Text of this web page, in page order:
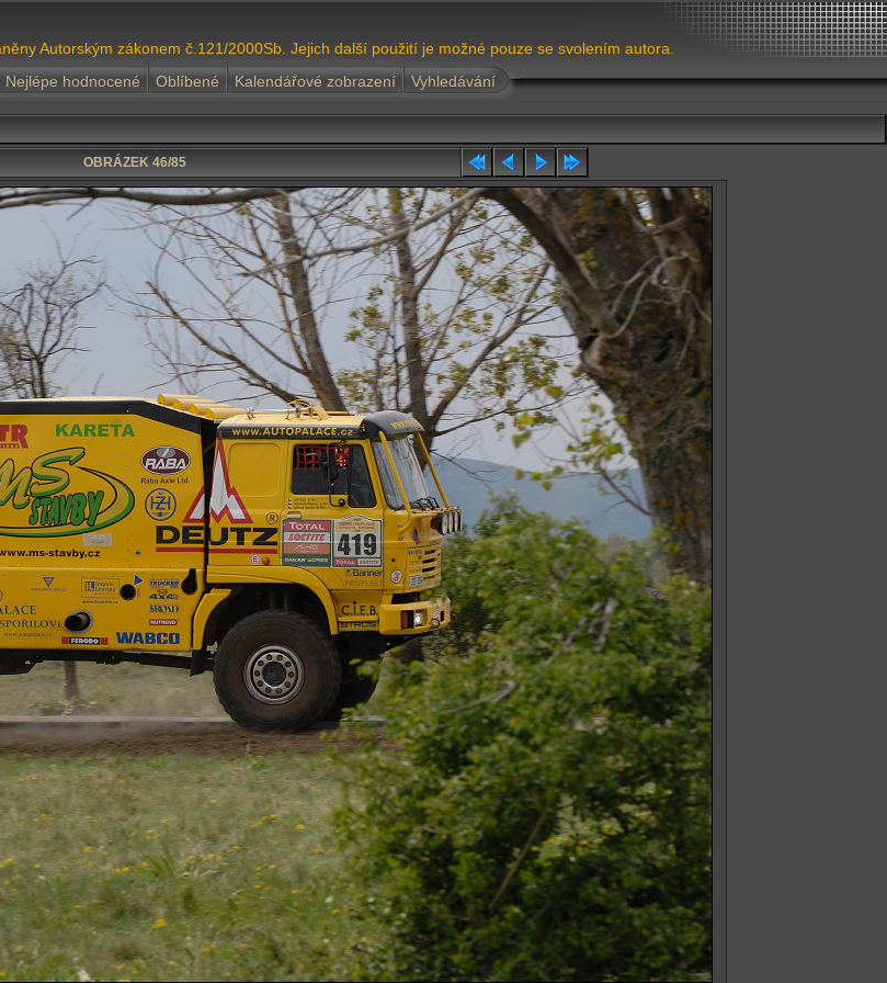
Autorským zákonem č.121/2000Sb. Jejich další použití je možné pouze se svolením autora.
Nejlépe hodnocené Oblíbené Kalendářové zobrazení Vyhledávání
OBRÁZEK 46/85